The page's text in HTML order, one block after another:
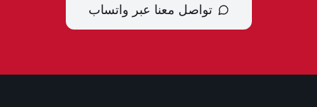
تواصل معنا عبر واتساب